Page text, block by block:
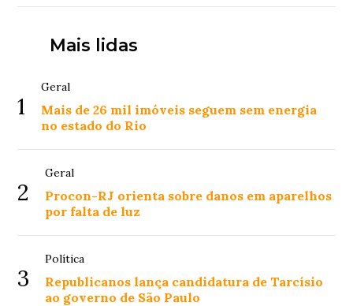
Mais lidas
1
Geral
Mais de 26 mil imóveis seguem sem energia
no estado do Rio
2
Geral
Procon-RJ orienta sobre danos em aparelhos
por falta de luz
3
Política
Republicanos lança candidatura de Tarcísio
ao governo de São Paulo